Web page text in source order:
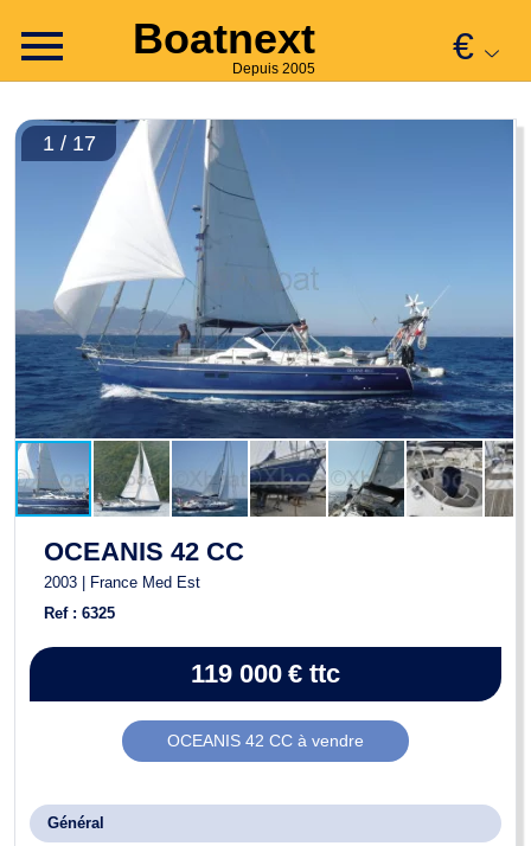
Boatnext
Depuis 2005
€
1 / 17
OCEANIS 42 CC
2003 | France Med Est
Ref : 6325
119 000 € ttc
OCEANIS 42 CC à vendre
Général